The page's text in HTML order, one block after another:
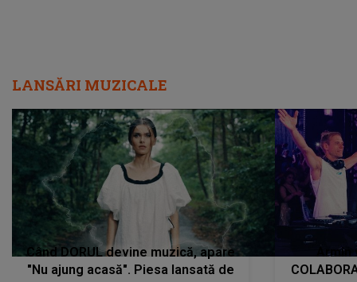
LANSĂRI MUZICALE
Când DORUL devine muzică, apare
"Nu ajung acasă". Piesa lansată de